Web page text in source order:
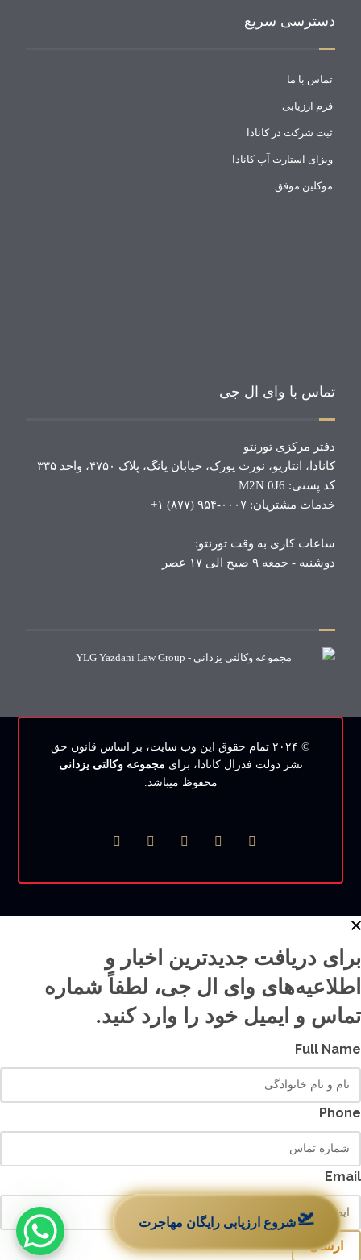
🛫شروع ارزیابی رایگان مهاجرت
دسترسی سریع
تماس با ما
فرم ارزیابی
ثبت شرکت در کانادا
ویزای استارت آپ کانادا
موکلین موفق
تماس با وای ال جی
دفتر مرکزی تورنتو
کانادا، انتاریو، نورث یورک، خیابان یانگ، پلاک ۴۷۵۰، واحد ۳۳۵
کد پستی: M2N 0J6
خدمات مشتریان: ۰۰۰۷-۹۵۴ (۸۷۷) ۱+
ساعات کاری به وقت تورنتو:
دوشنبه - جمعه ۹ صبح الی ۱۷ عصر
© ۲۰۲۴ تمام حقوق این وب‌ سایت، بر اساس قانون حق
نشر دولت فدرال کانادا، برای مجموعه وکالتی یزدانی
محفوظ میباشد.
برای دریافت جدیدترین اخبار و
اطلاعیه‌های وای ال جی، لطفاً شماره
تماس و ایمیل خود را وارد کنید.
Full Name
Phone
Email
ارسال